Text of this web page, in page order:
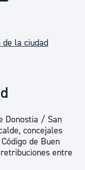
de la ciudad
Donostia / San
concejales
de Buen
entre